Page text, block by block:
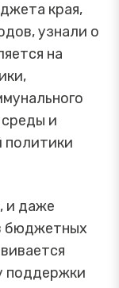
края,
узнали о
на
и
политики
и даже
бюджетных
поддержки